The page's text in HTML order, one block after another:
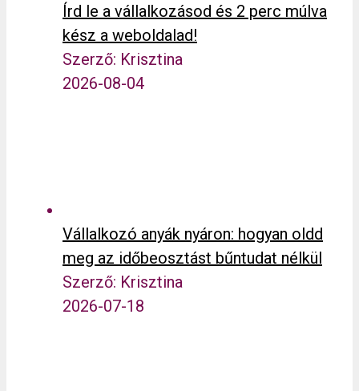
Írd le a vállalkozásod és 2 perc múlva
kész a weboldalad!
Szerző: Krisztina
2026-08-04
Vállalkozó anyák nyáron: hogyan oldd
meg az időbeosztást bűntudat nélkül
Szerző: Krisztina
2026-07-18